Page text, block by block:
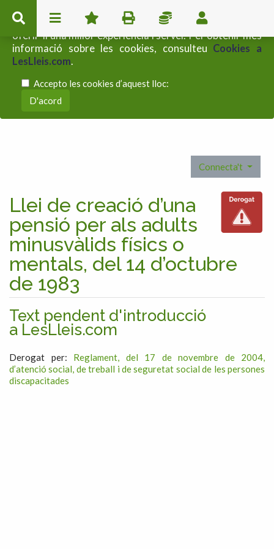
Aquest lloc web utilitza cookies pròpies i de tercers per
oferir-li una millor experiència i servei. Per obtenir més
informació sobre les cookies, consulteu Cookies a
LesLleis.com.
Accepto les cookies d’aquest lloc:
Connecta't
Llei de creació d’una
pensió per als adults
minusvàlids físics o
mentals, del 14 d’octubre
de 1983
Text pendent d'introducció
a LesLleis.com
Derogat per: Reglament, del 17 de novembre de 2004,
d’atenció social, de treball i de seguretat social de les persones
discapacitades